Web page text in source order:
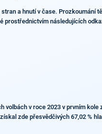
a hnutí v čase. Prozkoumání
prostřednictvím následujících
v roce 2023 v prvním kole
zde přesvědčivých 67,02 %